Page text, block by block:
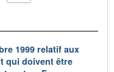
1999 relatif aux
qui doivent être